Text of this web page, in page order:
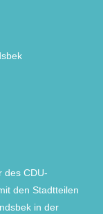
des CDU-
den Stadtteilen
in der